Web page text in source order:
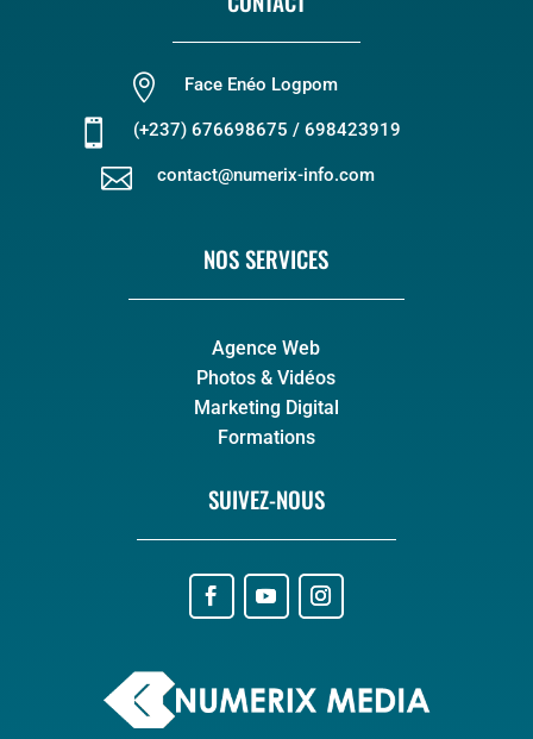
 Face Enéo Logpom
 (+237) 676698675 / 698423919
 contact@numerix-info.com
NOS SERVICES
Agence Web
Photos & Vidéos
Marketing Digital
Formations
SUIVEZ-NOUS